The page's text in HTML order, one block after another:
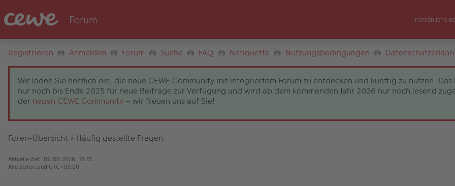
Persönliche
Registrieren Anmelden Forum Suche FAQ Netiquette Nutzungsbedingungen
Wir laden Sie herzlich ein, die neue CEWE Community mit integriertem Forum zu entdecken und künftig zu nutzen.
nur noch bis Ende 2025 für neue Beiträge zur Verfügung und wird ab dem kommenden Jahr 2026 nur noch lesend
der neuen CEWE Community – wir freuen uns auf Sie!
Foren-Übersicht » Häufig gestellte Fragen
Aktuelle Zeit: 09.08.2026, 13:15
Alle Zeiten sind UTC+02:00